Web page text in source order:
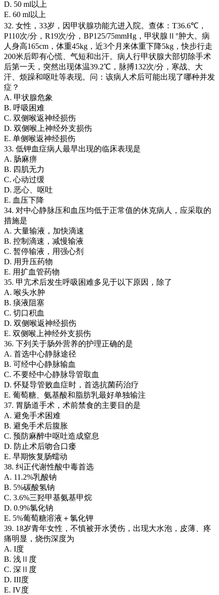
D. 50 ml以上
E. 60 ml以上
32. 女性，33岁，因甲状腺功能亢进入院。查体：T36.6℃，
P110次/分，R19次/分，BP125/75mmHg，甲状腺Ⅱ°肿大。病
人身高165cm，体重45kg，近3个月来体重下降5kg，快步行走
200米后即有心慌、气短和出汗。病人行甲状腺大部切除手术
后第一天，突然出现体温39.2℃，脉搏132次/分，寒战、大
汗、烦躁和呕吐等表现。问：该病人术后可能出现了哪种并发
症？
A. 甲状腺危象
B. 呼吸困难
C. 双侧喉返神经损伤
D. 双侧喉上神经外支损伤
E. 单侧喉返神经损伤
33. 低钾血症病人最早出现的临床表现是
A. 肠麻痹
B. 四肌无力
C. 心动过缓
D. 恶心、呕吐
E. 血压下降
34. 对中心静脉压和血压均低于正常值的休克病人，应采取的
措施是
A. 大量输液，加快滴速
B. 控制滴速，减慢输液
C. 暂停输液，用强心剂
D. 用升压药物
E. 用扩血管药物
35. 甲亢术后发生呼吸困难多见于以下原因，除了
A. 喉头水肿
B. 痰液阻塞
C. 切口积血
D. 双侧喉返神经损伤
E. 双侧喉上神经外支损伤
36. 下列关于肠外营养的护理正确的是
A. 首选中心静脉途径
B. 可经中心静脉输血
C. 不要经中心静脉导管取血
D. 怀疑导管败血症时，首选抗菌药治疗
E. 葡萄糖、氨基酸和脂肪乳最好单独输注
37. 胃肠道手术，术前禁食的主要目的是
A. 避免手术困难
B. 避免手术后腹胀
C. 预防麻醉中呕吐造成窒息
D. 防止术后吻合口瘘
E. 早期恢复肠蠕动
38. 纠正代谢性酸中毒首选
A. 11.2%乳酸钠
B. 5%碳酸氢钠
C. 3.6%三羟甲基氨基甲烷
D. 0.9%氯化钠
E. 5%葡萄糖溶液＋氯化钾
39. 18岁青年女性，不慎被开水烫伤，出现大水泡，皮薄、疼
痛明显，烧伤深度为
A. I度
B. 浅Ⅱ度
C. 深Ⅱ度
D. III度
E. IV度